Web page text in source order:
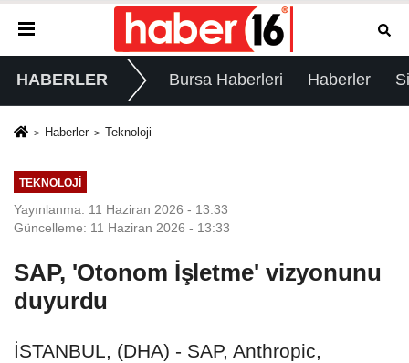
HABERLER Bursa Haberleri Haberler
Haberler Teknoloji
TEKNOLOJI
Yayınlanma: 11 Haziran 2026 - 13:33
Güncelleme: 11 Haziran 2026 - 13:33
SAP, 'Otonom İşletme' vizyonunu
duyurdu
İSTANBUL, (DHA) - SAP, Anthropic,